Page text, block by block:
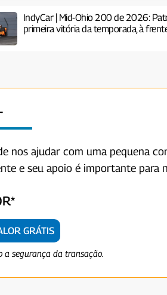
IndyCar | Mid-Ohio 200 de 2026:
primeira vitória da temporada, à
nos ajudar com uma pequena
e seu apoio é importante para
GRÁTIS
a segurança da transação.